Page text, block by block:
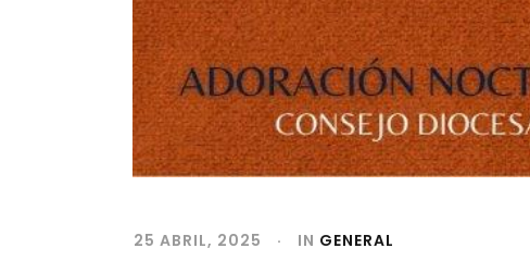
25 ABRIL, 2025 IN GENERAL